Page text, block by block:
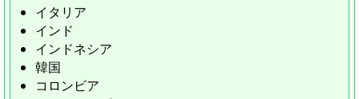
イタリア
インド
インドネシア
韓国
コロンビア